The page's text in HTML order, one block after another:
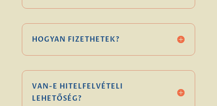
HOGYAN FIZETHETEK?
VAN-E HITELFELVÉTELI
LEHETŐSÉG?